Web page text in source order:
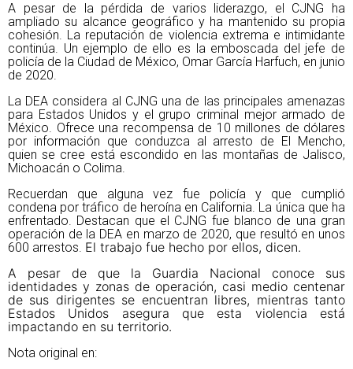
A pesar de la pérdida de varios liderazgo, el CJNG ha
ampliado su alcance geográfico y ha mantenido su propia
cohesión. La reputación de violencia extrema e intimidante
continúa. Un ejemplo de ello es la emboscada del jefe de
policía de la Ciudad de México, Omar García Harfuch, en junio
de 2020.
La DEA considera al CJNG una de las principales amenazas
para Estados Unidos y el grupo criminal mejor armado de
México. Ofrece una recompensa de 10 millones de dólares
por información que conduzca al arresto de El Mencho,
quien se cree está escondido en las montañas de Jalisco,
Michoacán o Colima.
Recuerdan que alguna vez fue policía y que cumplió
condena por tráfico de heroína en California. La única que ha
enfrentado. Destacan que el CJNG fue blanco de una gran
operación de la DEA en marzo de 2020, que resultó en unos
600 arrestos. El trabajo fue hecho por ellos, dicen.
A pesar de que la Guardia Nacional conoce sus
identidades y zonas de operación, casi medio centenar
de sus dirigentes se encuentran libres, mientras tanto
Estados Unidos asegura que esta violencia está
impactando en su territorio.
Nota original en: